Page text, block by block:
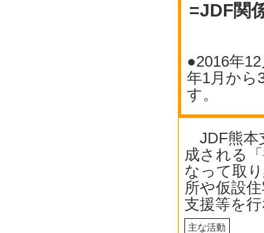
=JDF関
●2016年
年1月から
す。
JDF熊本
成される
なって取
所や仮設
支援等を
主な活動